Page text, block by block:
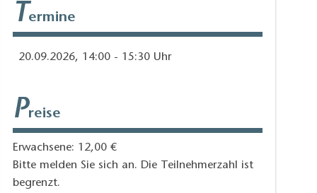
T ermine
20.09.2026, 14:00 - 15:30 Uhr
Preise
Erwachsene: 12,00 €
Bitte melden Sie sich an. Die Teilnehmerzahl ist
begrenzt.